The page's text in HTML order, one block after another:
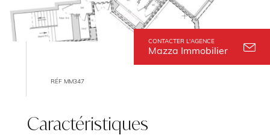
CONTACTER L'AGENCE
Mazza Immobilier
RÉF MM347
Caractéristiques